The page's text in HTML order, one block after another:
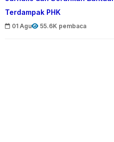
Terdampak PHK
01 Agu 55.6K pembaca